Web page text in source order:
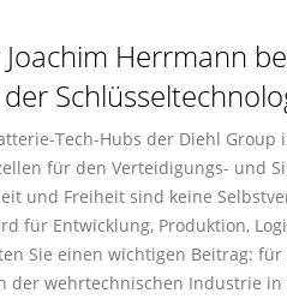
Herrmann
Tech-Hubs der Diehl
für den Verteidigungs- und
und Freiheit sind keine
für Entwicklung, Produktion,
Sie einen wichtigen Beitrag:
der wehrtechnischen Industrie